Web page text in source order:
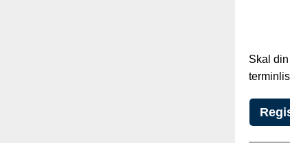
Skal